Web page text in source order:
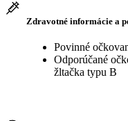
Zdravotné informácie a
Povinné
Odporúčané
žltačka typu B